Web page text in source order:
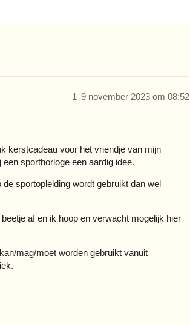
9 november 2023 om 08:52
1
kerstcadeau voor het vriendje van mijn
sporthorloge een aardig idee.
sportopleiding wordt gebruikt dan wel
af en ik hoop en verwacht mogelijk hier
mag/moet worden gebruikt vanuit